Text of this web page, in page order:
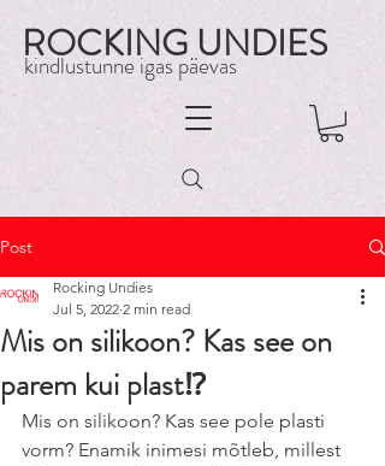
ROCKING UNDIES
kindlustunne igas päevas
Post
Mis on silikoon? Kas see on
parem kui plast⁉️
Rocking Undies
Jul 5, 2022 2 min read
Mis on silikoon? Kas see pole plasti
vorm? Enamik inimesi mõtleb, millest